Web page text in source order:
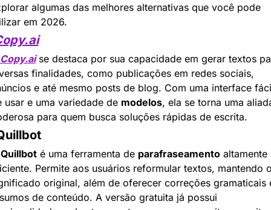
algumas das melhores alternativas que você pode
em 2026.
Copy.ai se destaca por sua capacidade em gerar textos
finalidades, como publicações em redes sociais,
e até mesmo posts de blog. Com uma interface
usar e uma variedade de modelos, ela se torna uma
para quem busca soluções rápidas de escrita.
Quillbot é uma ferramenta de parafraseamento altamente
Permite aos usuários reformular textos, mantendo
original, além de oferecer correções gramaticais
de conteúdo. A versão gratuita já possui